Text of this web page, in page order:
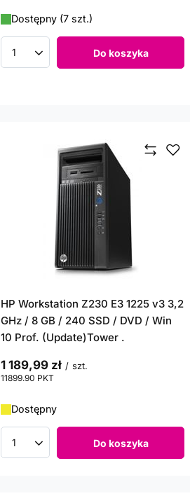
Dostępny (7 szt.)
Ilość produktów Do koszyka
HP Workstation Z230 E3 1225 v3 3,2
GHz / 8 GB / 240 SSD / DVD / Win
10 Prof. (Update)Tower .
1 189,99 zł / szt.
11899.90 PKT
Dostępny
Ilość produktów Do koszyka